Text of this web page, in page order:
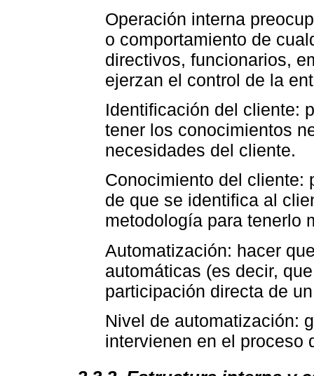
Operación interna
o comportamiento de
directivos, funcionarios,
ejerzan el control de la
Identificación del cliente:
tener los conocimientos
necesidades del cliente.
Conocimiento del cliente:
de que se identifica al
metodología para tenerlo
Automatización: hacer
automáticas (es decir,
participación directa de
Nivel de automatización:
intervienen en el proceso